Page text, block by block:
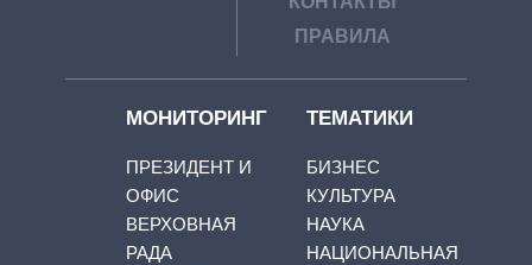
ПРАВИЛА
МОНИТОРИНГ
ПРЕЗИДЕНТ И
ОФИС
ВЕРХОВНАЯ
РАДА
ТЕМАТИКИ
БИЗНЕС
КУЛЬТУРА
НАУКА
НАЦИОНАЛЬНАЯ